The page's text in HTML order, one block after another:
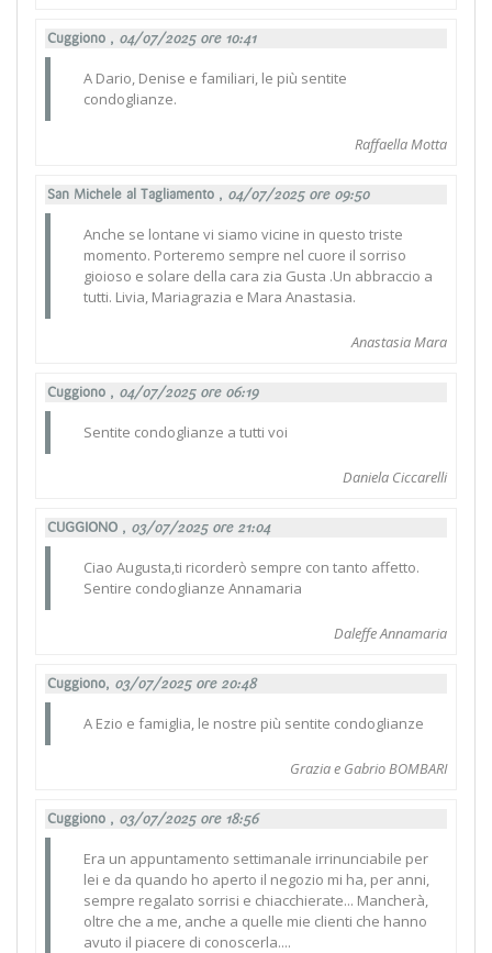
Cuggiono , 04/07/2025 ore 10:41
A Dario, Denise e familiari, le più sentite
condoglianze.
Raffaella Motta
San Michele al Tagliamento , 04/07/2025 ore 09:50
Anche se lontane vi siamo vicine in questo triste
momento. Porteremo sempre nel cuore il sorriso
gioioso e solare della cara zia Gusta .Un abbraccio a
tutti. Livia, Mariagrazia e Mara Anastasia.
Anastasia Mara
Cuggiono , 04/07/2025 ore 06:19
Sentite condoglianze a tutti voi
Daniela Ciccarelli
CUGGIONO , 03/07/2025 ore 21:04
Ciao Augusta,ti ricorderò sempre con tanto affetto.
Sentire condoglianze Annamaria
Daleffe Annamaria
Cuggiono, 03/07/2025 ore 20:48
A Ezio e famiglia, le nostre più sentite condoglianze
Grazia e Gabrio BOMBARI
Cuggiono , 03/07/2025 ore 18:56
Era un appuntamento settimanale irrinunciabile per
lei e da quando ho aperto il negozio mi ha, per anni,
sempre regalato sorrisi e chiacchierate... Mancherà,
oltre che a me, anche a quelle mie clienti che hanno
avuto il piacere di conoscerla....